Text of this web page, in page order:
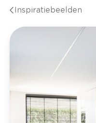
Inspiratiebeelden